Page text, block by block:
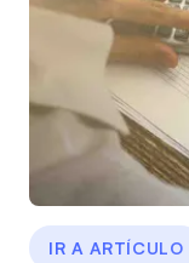
IR A ARTÍCULO